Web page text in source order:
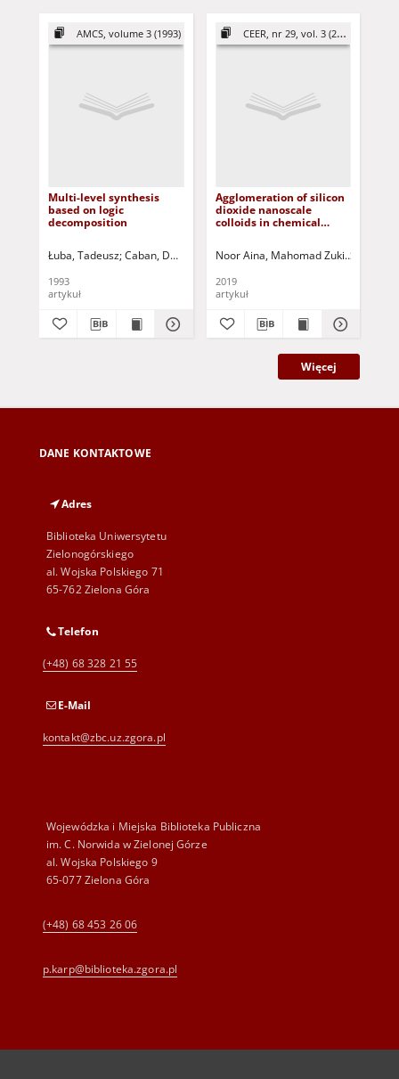
AMCS, volume 3 (1993)
Multi-level synthesis
based on logic
decomposition
Łuba, Tadeusz Caban, Dariusz - red.
1993
artykuł
CEER, nr 29, vol. 3 (2019)
Agglomeration of silicon
dioxide nanoscale
colloids in chemical
pH and coagulant
Noor Aina, Mahomad Zuki Sin, Jing
2019
artykuł
Więcej
DANE KONTAKTOWE
Adres
Biblioteka Uniwersytetu
Zielonogórskiego
al. Wojska Polskiego 71
65-762 Zielona Góra
Telefon
(+48) 68 328 21 55
E-Mail
kontakt@zbc.uz.zgora.pl
Wojewódzka i Miejska Biblioteka Publiczna
im. C. Norwida w Zielonej Górze
al. Wojska Polskiego 9
65-077 Zielona Góra
(+48) 68 453 26 06
p.karp@biblioteka.zgora.pl